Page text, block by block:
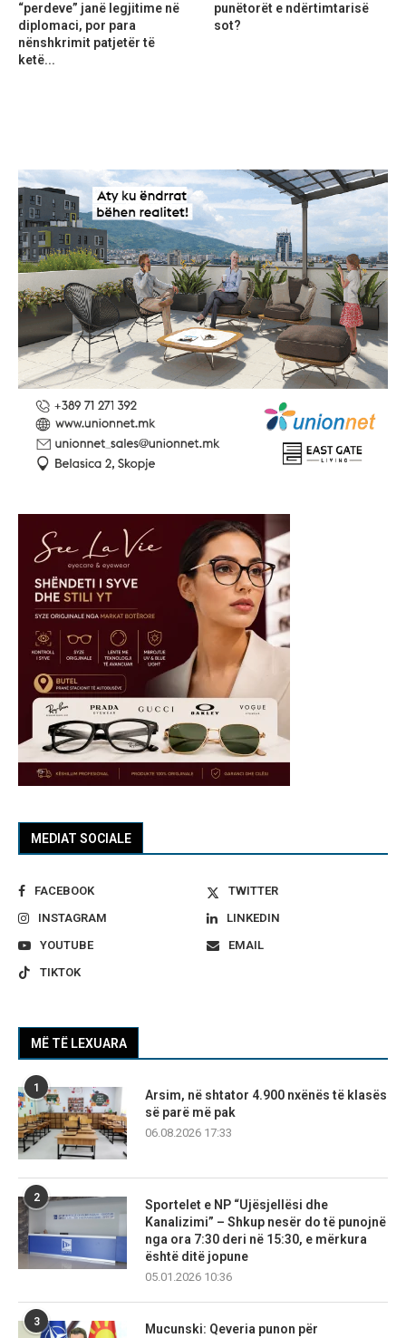
MEDIAT SOCIALE
FACEBOOK
TWITTER
INSTAGRAM
LINKEDIN
YOUTUBE
EMAIL
TIKTOK
MË TË LEXUARA
1
Arsim, në shtator 4.900 nxënës të klasës
së parë më pak
06.08.2026 17:33
2
Sportelet e NP “Ujësjellësi dhe
Kanalizimi” – Shkup nesër do të punojnë
nga ora 7:30 deri në 15:30, e mërkura
është ditë jopune
05.01.2026 10:36
3
Mucunski: Qeveria punon për
“perdeve” janë legjitime në
diplomaci, por para
nënshkrimit patjetër të
ketë...
punëtorët e ndërtimtarisë
sot?